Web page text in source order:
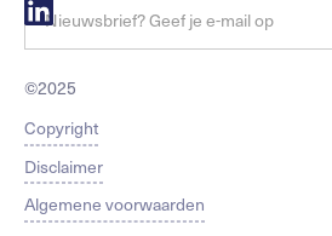
©2025
Copyright
Disclaimer
Algemene voorwaarden